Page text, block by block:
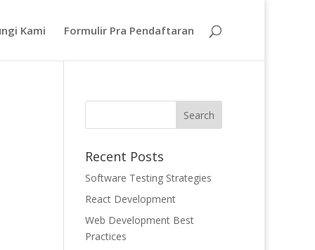
Kami Formulir Pra Pendaftaran
Recent Posts
Software Testing Strategies
React Development
Web Development Best
Practices